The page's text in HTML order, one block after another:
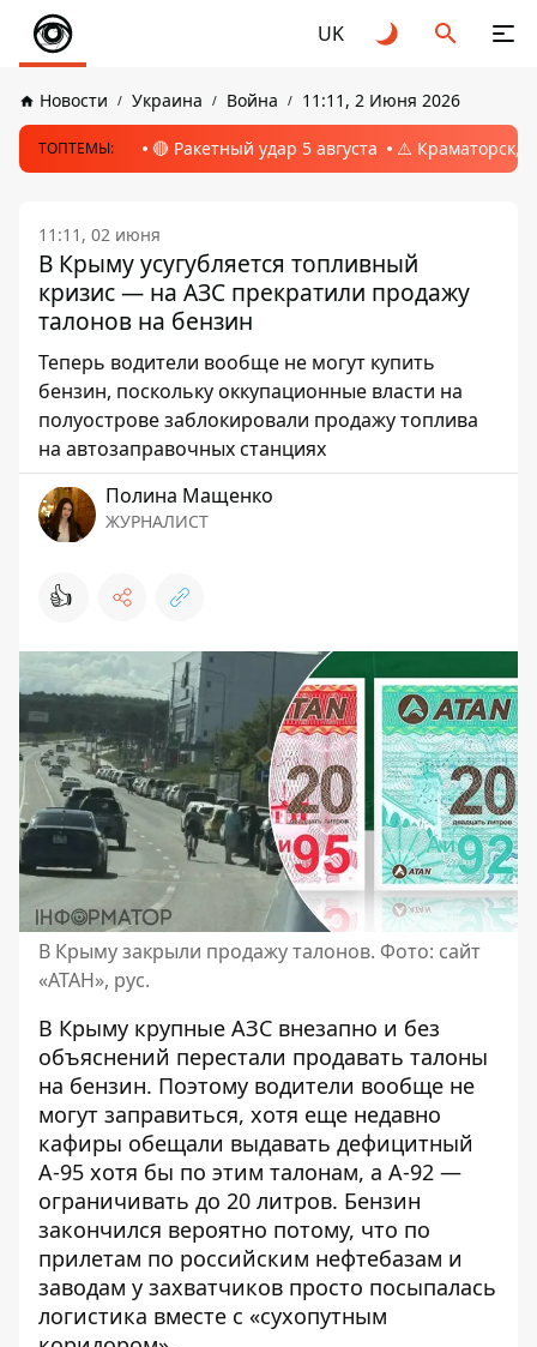
UK
Новости Украина Война 11:11, 2 Июня 2026
ТОПТЕМЫ: 🔴 Ракетный удар 5 августа ⚠️ Краматорск,
11:11, 02 июня
В Крыму усугубляется топливный
кризис — на АЗС прекратили продажу
талонов на бензин
Теперь водители вообще не могут купить
бензин, поскольку оккупационные власти на
полуострове заблокировали продажу топлива
на автозаправочных станциях
Полина Мащенко
ЖУРНАЛИСТ
👍
В Крыму закрыли продажу талонов. Фото: сайт
«АТАН», рус.
В Крыму крупные АЗС внезапно и без
объяснений перестали продавать талоны
на бензин. Поэтому водители вообще не
могут заправиться, хотя еще недавно
кафиры обещали выдавать дефицитный
А-95 хотя бы по этим талонам, а А-92 —
ограничивать до 20 литров. Бензин
закончился вероятно потому, что по
прилетам по российским нефтебазам и
заводам у захватчиков просто посыпалась
логистика вместе с «сухопутным